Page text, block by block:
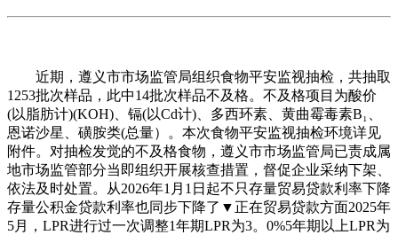
近期，遵义市市场监管局组织食物平安监视抽检，共抽取
1253批次样品，此中14批次样品不及格。不及格项目为酸价
(以脂肪计)(KOH)、镉(以Cd计)、多西环素、黄曲霉毒素B₁、
恩诺沙星、磺胺类(总量）。本次食物平安监视抽检环境详见
附件。对抽检发觉的不及格食物，遵义市市场监管局已责成属
地市场监管部分当即组织开展核查措置，督促企业采纳下架、
依法及时处置。从2026年1月1日起不只存量贸易贷款利率下降
存量公积金贷款利率也同步下降了▼正在贸易贷款方面2025年
5月，LPR进行过一次调整1年期LPR为3。0%5年期以上LPR为